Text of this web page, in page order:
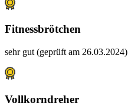
Fitnessbrötchen
sehr gut (geprüft am 26.03.2024)
Vollkorndreher